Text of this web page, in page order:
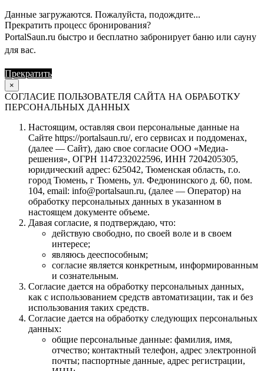
Данные загружаются. Пожалуйста, подождите...
Прекратить процесс бронирования?
PortalSaun.ru быстро и бесплатно забронирует баню или сауну
для вас.
Прекратить
×
СОГЛАСИЕ ПОЛЬЗОВАТЕЛЯ САЙТА НА ОБРАБОТКУ
ПЕРСОНАЛЬНЫХ ДАННЫХ
Настоящим, оставляя свои персональные данные на
Сайте https://portalsaun.ru/, его сервисах и поддоменах,
(далее — Сайт), даю свое согласие ООО «Медиа-
решения», ОГРН 1147232022596, ИНН 7204205305,
юридический адрес: 625042, Тюменская область, г.о.
город Тюмень, г Тюмень, ул. Федюнинского д. 60, пом.
104, email: info@portalsaun.ru, (далее — Оператор) на
обработку персональных данных в указанном в
настоящем документе объеме.
Давая согласие, я подтверждаю, что:
действую свободно, по своей воле и в своем
интересе;
являюсь дееспособным;
согласие является конкретным, информированным
и сознательным.
Согласие дается на обработку персональных данных,
как с использованием средств автоматизации, так и без
использования таких средств.
Согласие дается на обработку следующих персональных
данных:
общие персональные данные: фамилия, имя,
отчество; контактный телефон, адрес электронной
почты; паспортные данные, адрес регистрации,